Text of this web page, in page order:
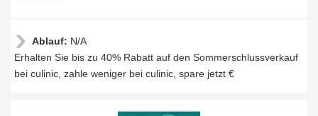
Ablauf: N/A
Erhalten Sie bis zu 40% Rabatt auf den Sommerschlussverkauf
bei culinic, zahle weniger bei culinic, spare jetzt €